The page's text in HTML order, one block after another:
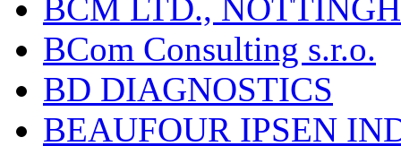
BCM LTD.,
BCom Consulting s.r.o.
BD DIAGNOSTICS
BEAUFOUR IPSEN